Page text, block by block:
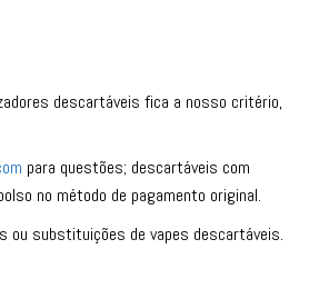
descartáveis fica a nosso critério,
para questões; descartáveis com
no método de pagamento original.
ou substituições de vapes descartáveis.